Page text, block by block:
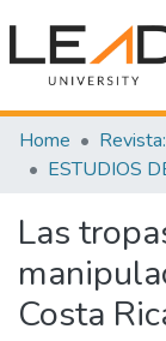
Communities &
All of DSpace
Statistics
Home
ESTUDIOS
Las
Costa